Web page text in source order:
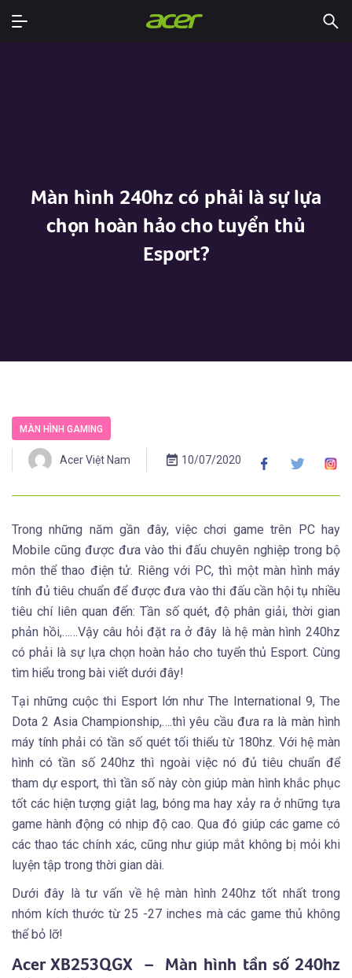
Màn hình 240hz có phải là sự lựa
chọn hoàn hảo cho tuyển thủ
Esport?
MÀN HÌNH GAMING
Acer Việt Nam 10/07/2020
Trong những năm gần đây, việc chơi game trên PC hay
Mobile cũng được đưa vào thi đấu chuyên nghiệp trong bộ
môn thể thao điện tử. Riêng với PC, thì một màn hình máy
tính đủ tiêu chuẩn để được đưa vào thi đấu cần hội tụ nhiều
tiêu chí liên quan đến: Tần số quét, độ phân giải, thời gian
phản hồi,……Vậy câu hỏi đặt ra ở đây là hệ màn hình 240hz
có phải là sự lựa chọn hoàn hảo cho tuyển thủ Esport. Cùng
tìm hiểu trong bài viết dưới đây!
Tại những cuộc thi Esport lớn như The International 9, The
Dota 2 Asia Championship,….thì yêu cầu đưa ra là màn hình
máy tính phải có tần số quét tối thiểu từ 180hz. Với hệ màn
hình có tần số 240hz thì ngoài việc nó đủ tiêu chuẩn để
tham dự esport, thì tần số này còn giúp màn hình khắc phục
tốt các hiện tượng giật lag, bóng ma hay xảy ra ở những tựa
game hành động có nhịp độ cao. Qua đó giúp các game có
các thao tác chính xác, cũng như giúp mắt không bị mỏi khi
luyện tập trong thời gian dài.
Dưới đây là tư vấn về hệ màn hình 240hz tốt nhất trong
nhóm kích thước từ 25 -27 inches mà các game thủ không
thể bỏ lỡ!
Acer XB253QGX – Màn hình tần số 240hz